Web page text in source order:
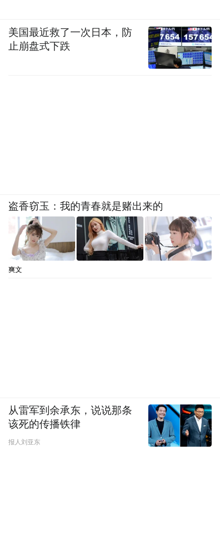
美国最近救了一次日本，防
止崩盘式下跌
盗香窃玉：我的青春就是赌出来的
爽文
从雷军到余承东，说说那条
该死的传播铁律
报人刘亚东